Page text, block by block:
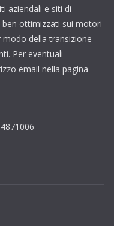
aziendali e siti di
ottimizzati sui motori
modo della transizione
Per eventuali
email nella pagina